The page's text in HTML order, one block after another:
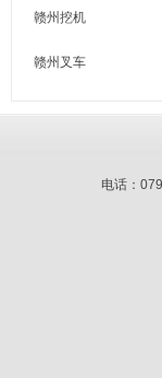
赣州挖机
赣州叉车
电话：